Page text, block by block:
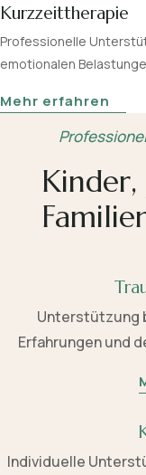
Kurzzeittherapie
Professionelle
emotionalen
Mehr erfahren
Unterstützung
Erfahrungen und
Individuelle